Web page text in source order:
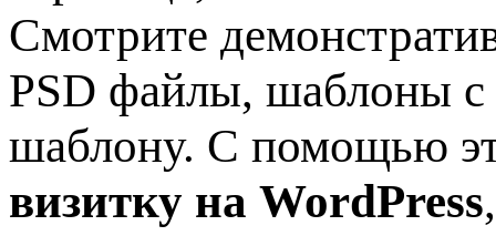
Смотрите
PSD файлы, шаблоны
шаблону. С помощью
визитку на WordPress